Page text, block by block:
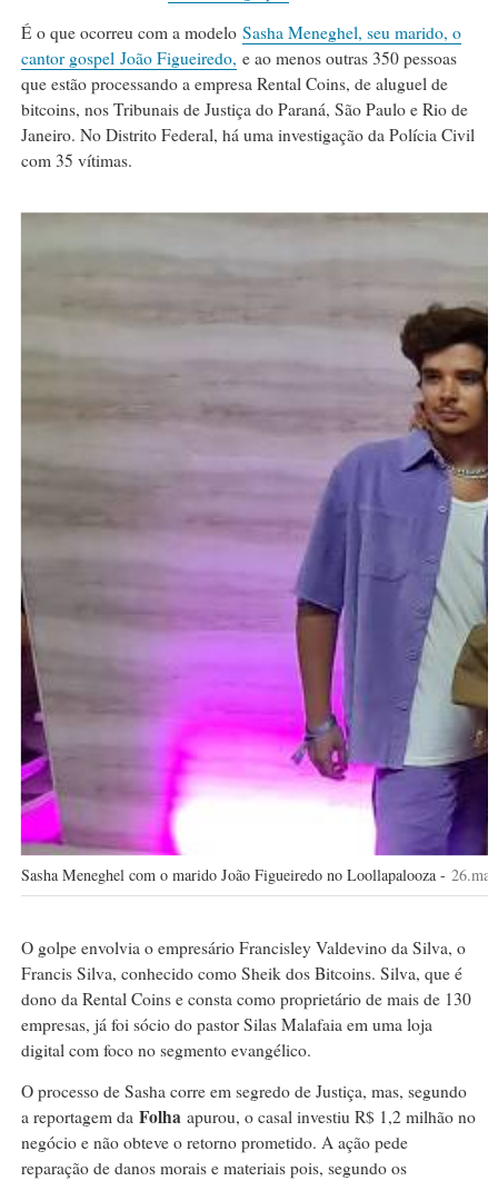
É o que ocorreu com a modelo Sasha Meneghel, seu marido, o
cantor gospel João Figueiredo, e ao menos outras 350 pessoas
que estão processando a empresa Rental Coins, de aluguel de
bitcoins, nos Tribunais de Justiça do Paraná, São Paulo e Rio de
Janeiro. No Distrito Federal, há uma investigação da Polícia Civil
com 35 vítimas.
Sasha Meneghel com o marido João Figueiredo no Loollapalooza -
O golpe envolvia o empresário Francisley Valdevino da Silva, o
Francis Silva, conhecido como Sheik dos Bitcoins. Silva, que é
dono da Rental Coins e consta como proprietário de mais de 130
empresas, já foi sócio do pastor Silas Malafaia em uma loja
digital com foco no segmento evangélico.
O processo de Sasha corre em segredo de Justiça, mas, segundo
a reportagem da Folhaapurou, o casal investiu R$ 1,2 milhão no
negócio e não obteve o retorno prometido. A ação pede
reparação de danos morais e materiais pois, segundo os